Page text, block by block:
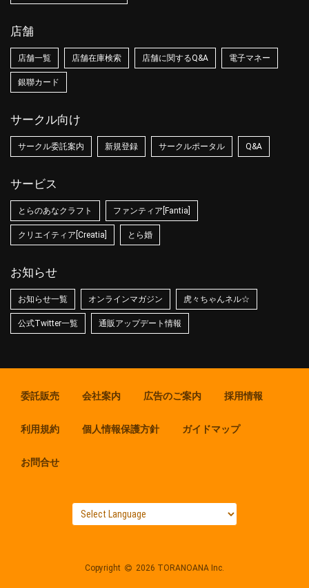
店舗
店舗一覧 店舗在庫検索 店舗に関するQ&A 電子マネー
銀聯カード
サークル向け
サークル委託案内 新規登録 サークルポータル Q&A
サービス
とらのあなクラフト ファンティア[Fantia]
クリエイティア[Creatia] とら婚
お知らせ
お知らせ一覧 オンラインマガジン 虎々ちゃんネル☆
公式Twitter一覧 通販アップデート情報
委託販売 会社案内 広告のご案内 採用情報
利用規約 個人情報保護方針 ガイドマップ
お問合せ
Copyright 2026 TORANOANA Inc.